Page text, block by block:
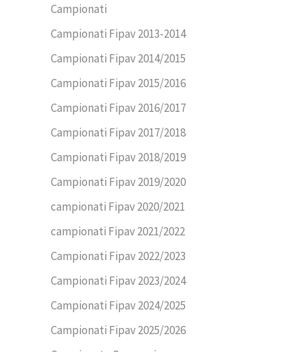
Campionati
Campionati Fipav 2013-2014
Campionati Fipav 2014/2015
Campionati Fipav 2015/2016
Campionati Fipav 2016/2017
Campionati Fipav 2017/2018
Campionati Fipav 2018/2019
Campionati Fipav 2019/2020
campionati Fipav 2020/2021
campionati Fipav 2021/2022
Campionati Fipav 2022/2023
Campionati Fipav 2023/2024
Campionati Fipav 2024/2025
Campionati Fipav 2025/2026